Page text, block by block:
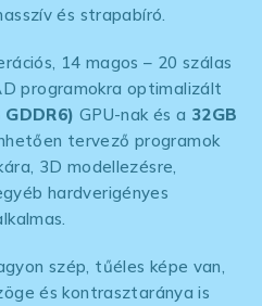
és strapabíró.
14 magos – 20 szálas
programokra optimalizált
GDDR6) GPU-nak és a 32GB
tervező programok
3D modellezésre,
hardverigényes
szép, tűéles képe van,
és kontrasztaránya is